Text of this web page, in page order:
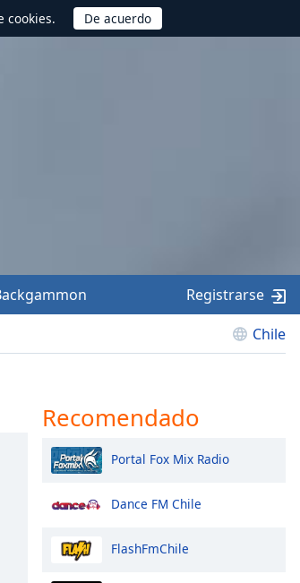
cookies.
Chile
Registrarse
Recomendado
Portal Fox Mix Radio
Dance FM Chile
FlashFmChile